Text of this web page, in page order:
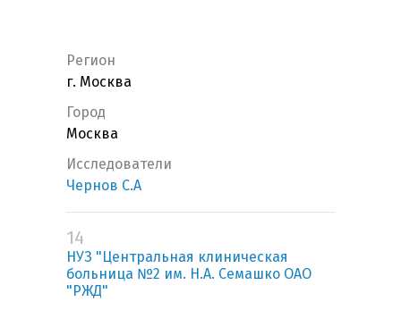
Регион
г. Москва
Город
Москва
Исследователи
Чернов С.А
14
НУЗ "Центральная клиническая
больница №2 им. Н.А. Семашко ОАО
"РЖД"